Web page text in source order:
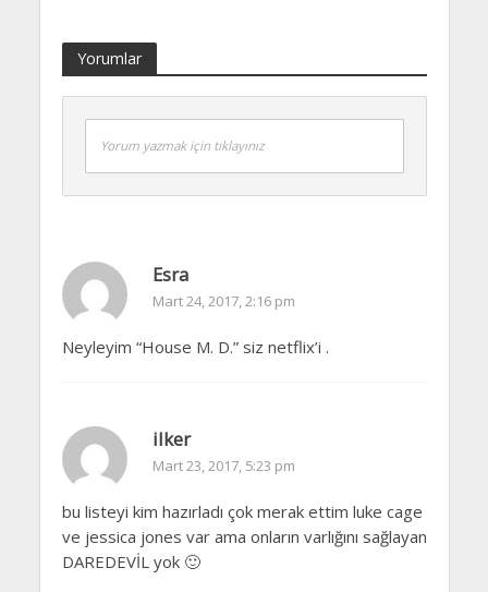
Yorumlar
Yorum yazmak için tıklayınız
Esra
Mart 24, 2017, 2:16 pm
Neyleyim “House M. D.” siz netflix’i .
ilker
Mart 23, 2017, 5:23 pm
bu listeyi kim hazırladı çok merak ettim luke cage
ve jessica jones var ama onların varlığını sağlayan
DAREDEVİL yok 🙂